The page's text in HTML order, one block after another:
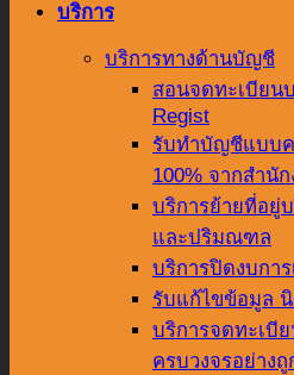
บริการ
บริการทางด้านบัญชี
สอนจดทะเบียน
Regist
รับทำบัญชีแบบค
100% จากสำนั
บริการย้ายที่อยู่
และปริมณฑล
บริการปิดงบกา
รับแก้ไขข้อมูล
บริการจดทะเบี
ครบวงจรอย่างถู